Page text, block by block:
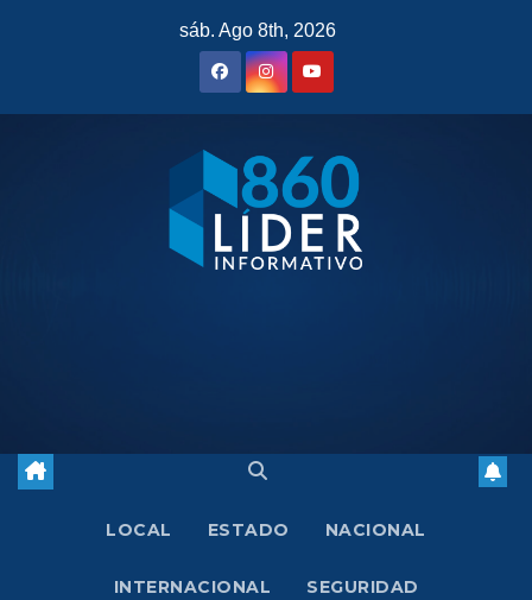
sáb. Ago 8th, 2026
LOCAL ESTADO NACIONAL
INTERNACIONAL SEGURIDAD